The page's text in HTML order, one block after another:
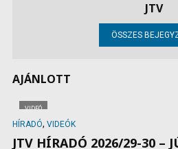
JTV
ÖSSZES
AJÁNLOTT
VIDEÓ
HÍRADÓ, VIDEÓK
JTV HÍRADÓ 2026/29-30 –